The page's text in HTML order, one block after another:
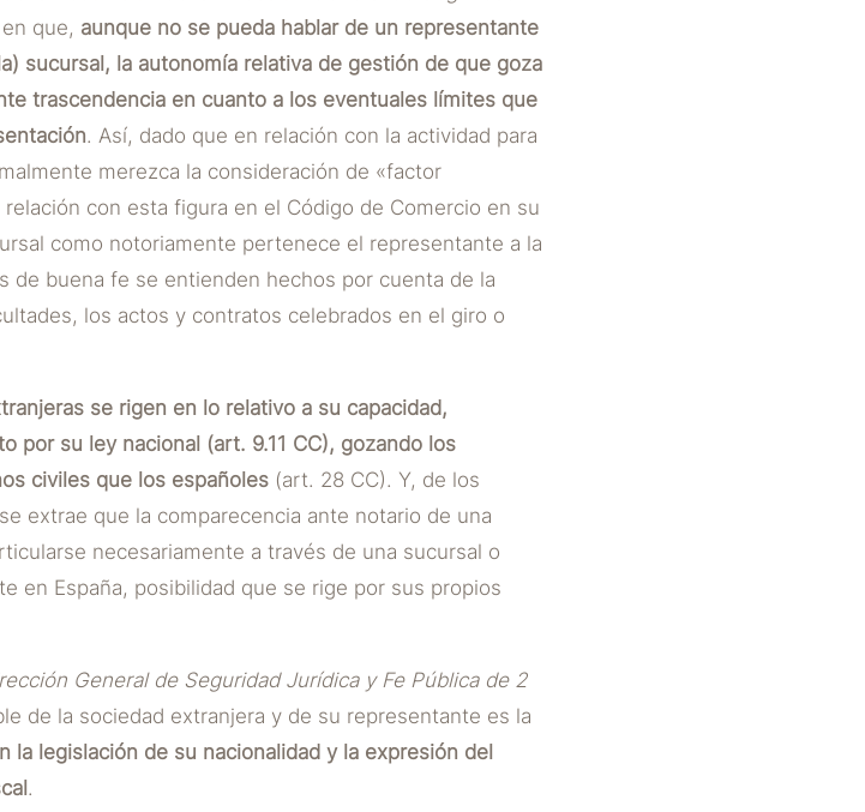
en que, aunque no se pueda hablar de un representante
sucursal, la autonomía relativa de gestión de que goza
trascendencia en cuanto a los eventuales límites que
. Así, dado que en relación con la actividad para
merezca la consideración de «factor
con esta figura en el Código de Comercio en su
como notoriamente pertenece el representante a la
de buena fe se entienden hechos por cuenta de la
los actos y contratos celebrados en el giro o
se rigen en lo relativo a su capacidad,
por su ley nacional (art. 9.11 CC), gozando los
civiles que los españoles(art. 28 CC). Y, de los
extrae que la comparecencia ante notario de una
necesariamente a través de una sucursal o
en España, posibilidad que se rige por sus propios
General de Seguridad Jurídica y Fe Pública de 2
de la sociedad extranjera y de su representante es la
la legislación de su nacionalidad y la expresión del
.